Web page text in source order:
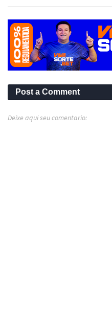
Post a Comment
Deixe aqui seu comentario: